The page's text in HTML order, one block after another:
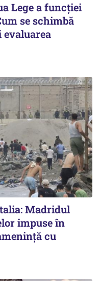
Lege a funcției
se schimbă
evaluarea
Madridul
impuse în
cu